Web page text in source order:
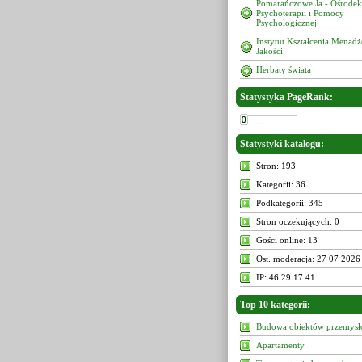
Pomarańczowe Ja - Ośrodek
Psychoterapii i Pomocy
Psychologicznej
Instytut Kształcenia
Jakości
Herbaty świata
Statystyka PageRank:
Statystyki katalogu:
Stron: 193
Kategorii: 36
Podkategorii: 345
Stron oczekujących: 0
Gości online: 13
Ost. moderacja: 27 07 2026
IP: 46.29.17.41
Top 10 kategorii:
Budowa obiektów
Apartamenty